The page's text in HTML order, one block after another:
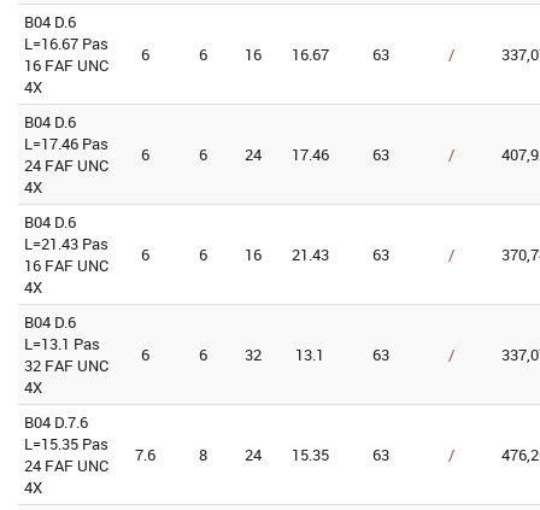
B04 D.6
L=16.67 Pas
16 FAF UNC
4X
6 6 16 16.67 63 /
B04 D.6
L=17.46 Pas
24 FAF UNC
4X
6 6 24 17.46 63 /
B04 D.6
L=21.43 Pas
16 FAF UNC
4X
6 6 16 21.43 63 /
B04 D.6
L=13.1 Pas
32 FAF UNC
4X
6 6 32 13.1 63 /
B04 D.7.6
L=15.35 Pas
24 FAF UNC
4X
7.6 8 24 15.35 63 /